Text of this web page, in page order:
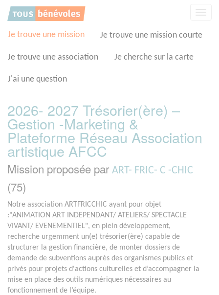
Je trouve une mission Je trouve une mission courte
Je trouve une association Je cherche sur la carte
J'ai une question
2026- 2027 Trésorier(ère) –
Gestion -Marketing &
Plateforme Réseau Association
artistique AFCC
Mission proposée par ART- FRIC- C -CHIC
(75)
Notre association ARTFRICCHIC ayant pour objet
:"ANIMATION ART INDEPENDANT/ ATELIERS/ SPECTACLE
VIVANT/ EVENEMENTIEL", en plein développement,
recherche urgemment un(e) trésorier(ère) capable de
structurer la gestion financière, de monter dossiers de
demande de subventions auprès des organismes publics et
privés pour projets d'actions culturelles et d’accompagner la
mise en place des outils numériques nécessaires au
fonctionnement de l’équipe.
Panneau de gestion des cookies